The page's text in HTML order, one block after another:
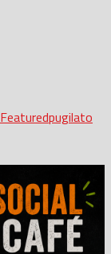
Featuredpugilato